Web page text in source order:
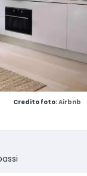
Credito foto:Airbnb